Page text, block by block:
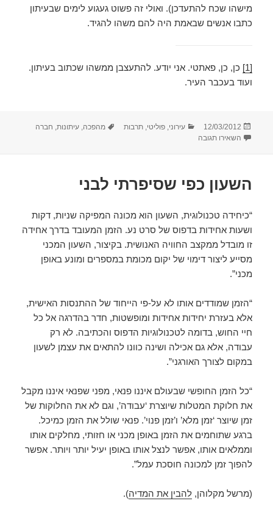
מישהו שכח להתעדכן). ואולי זה פשוט געגוע לימים שבעיתון
כתבו אנשים שבאמת היה להם משהו להגיד.
[1]
כן, כן, פאתטי. אני יודע. להתעצבן ממשהו שכתוב בעיתון.
ועוד בעכבר העיר.
פורסם
בתאריך
12/03/2012 קטגוריות
עירוני,פוליטי,תרבות תגיות
מהפכה,עיתונות, חברה
השאירו תגובה
השעון כפי שסיפרתי לבני
“כיחידה טכנולוגית, השעון הוא מכונה המפיקה שניות, דקות
ושעות אחידות בדפוס של סרט נע. הזמן המעובד בדרך אחידה
זו מובדל ממקצב החוויה האנושית. בקיצור, השעון המכני
מסייע ליצור דימוי של יקום מכומת במספרים ומונע באופן
מכני”.
“הזמן שמודדים אותו לא על-פי הייחוד של ההתנסות האישית,
אלא בעזרת יחידות אחידות ומופשטות, חדר בהדרגה אל כל
חיי החוש, בדומה לטכנולוגיות הדפוס והכתיבה. לא רק
עבודה, אלא גם אכילה ושינה כוונו להתאים את עצמן לשעון
במקום לצורך האורגני”.
“כל הזמן החופשי שבעולם איננו פנאי, מפני שפנאי איננו מקבל
את חלוקת המטלות שיוצרת ‘עבודה’, וגם לא את החלוקות של
זמן שיוצר ‘זמן מלא’ ו’זמן פנוי’. פנאי שולל את הזמן כמיכל.
ברגע שתוחמים את הזמן באופן מכני או חזותי, מחלקים אותו
וממלאים אותו, אפשר לנצל אותו באופן יעיל יותר ויותר. אפשר
להפוך זמן למכונה חוסכת עמל”.
(מרשל מקלוהן,להבין את המדיה).